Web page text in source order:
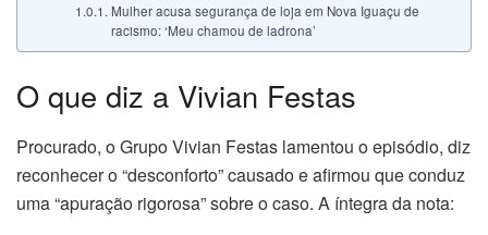
Mulher acusa segurança de loja em Nova Iguaçu de
racismo: ‘Meu chamou de ladrona’
O que diz a Vivian Festas
Procurado, o Grupo Vivian Festas lamentou o episódio, diz
reconhecer o “desconforto” causado e afirmou que conduz
uma “apuração rigorosa” sobre o caso. A íntegra da nota: